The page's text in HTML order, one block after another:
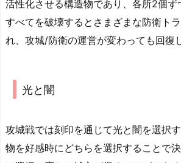
活性化させる構造物であり、各所2個ず
すべてを破壊するとさまざまな防衛ト
れ、攻城/防衛の運営が変わっても回復
光と闇
攻城戦では刻印を通じて光と闇を選択
物を好感時にどちらを選択することで